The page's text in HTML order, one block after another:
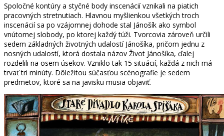
Spoločné kontúry a styčné body inscenácií vznikali na piatich
pracovných stretnutiach. Hlavnou myšlienkou všetkých troch
inscenácií sa po vzájomnej dohode stal Jánošík ako symbol
vnútornej slobody, po ktorej každý túži. Tvorcovia zároveň určili
sedem základných životných udalostí Jánošíka, pričom jednu z
nosných udalostí, ktorá dostala názov Život Jánošíka, ďalej
rozdelili na osem úsekov. Vzniklo tak 15 situácií, každá z nich má
trvať tri minúty. Dôležitou súčasťou scénografie je sedem
predmetov, ktoré sa na javisku musia objaviť.